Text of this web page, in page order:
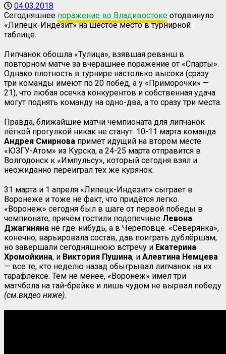
04.03.2018
Сегодняшнее поражение во Владивостоке отодвинуло
«Липецк-Индезит» на шестое место в турнирной
таблице.
Липчанок обошла «Тулица», взявшая реванш в
повторном матче за вчерашнее поражение от «Спарты».
Однако плотность в турнире настолько высока (сразу
три команды имеют по 20 побед, а у «Приморочки» —
21), что любая осечка конкурентов и собственная удача
могут поднять команду на одно-два, а то сразу три места.
Правда, ближайшие матчи чемпионата для липчанок
лёгкой прогулкой никак не станут. 10-11 марта команда
Андрея Смирнова примет идущий на втором месте
«ЮЗГУ-Атом» из Курска, а 24-25 марта отправится в
Волгодонск к «Импульсу», который сегодня взял и
неожиданно переиграл тех же курянок.
31 марта и 1 апреля «Липецк-Индезит» сыграет в
Воронеже и тоже не факт, что придётся легко.
«Воронеж» сегодня был в шаге от первой победы в
чемпионате, причём гостили подопечные Левона
Джагиняна не где-нибудь, а в Череповце. «Северянка»,
конечно, варьировала состав, дав поиграть дублёршам,
но завершали сегодняшнюю встречу и Екатерина
Хромойкина, и Виктория Пушина, и Алевтина Немцева
— все те, кто неделю назад обыгрывал липчанок на их
тарафлексе. Тем не менее, «Воронеж» имел три
матчбола на тай-брейке и лишь чудом не вырвал победу
(см.видео ниже).